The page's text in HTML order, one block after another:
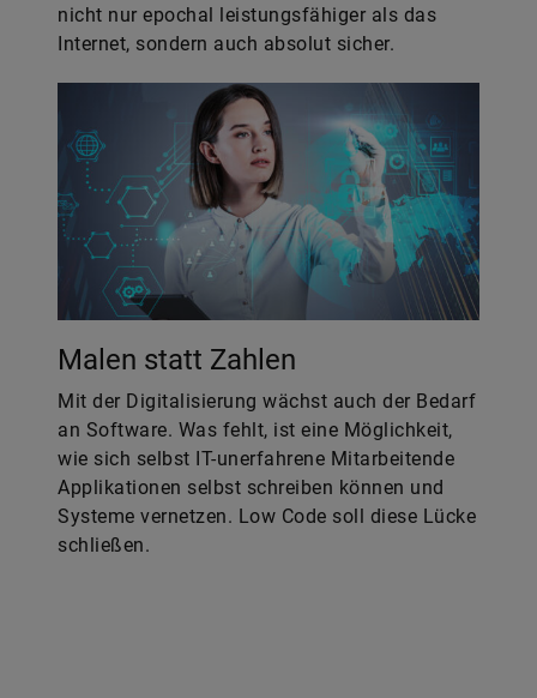
nicht nur epochal leistungsfähiger als das
Internet, sondern auch absolut sicher.
Malen statt Zahlen
Mit der Digitalisierung wächst auch der Bedarf
an Software. Was fehlt, ist eine Möglichkeit,
wie sich selbst IT-unerfahrene Mitarbeitende
Applikationen selbst schreiben können und
Systeme vernetzen. Low Code soll diese Lücke
schließen.